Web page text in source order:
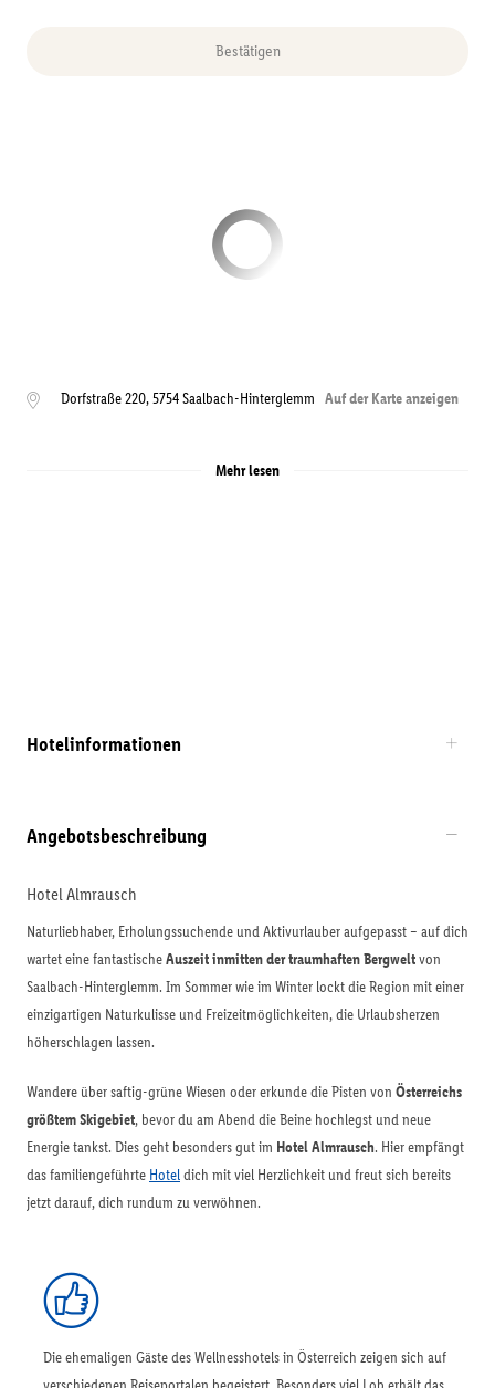
Bestätigen
Dorfstraße 220,5754 Saalbach-Hinterglemm Auf der Karte anzeigen
Mehr lesen
Hotelinformationen
Angebotsbeschreibung
Hotel Almrausch
Naturliebhaber, Erholungssuchende und Aktivurlauber aufgepasst – auf dich
wartet eine fantastischeAuszeit inmitten der traumhaften Bergweltvon
Saalbach-Hinterglemm. Im Sommer wie im Winter lockt die Region mit einer
einzigartigen Naturkulisse und Freizeitmöglichkeiten, die Urlaubsherzen
höherschlagen lassen.
Wandere über saftig-grüne Wiesen oder erkunde die Pisten von Österreichs
größtem Skigebiet, bevor du am Abend die Beine hochlegst und neue
Energie tankst. Dies geht besonders gut im Hotel Almrausch. Hier empfängt
das familiengeführte Hoteldich mit viel Herzlichkeit und freut sich bereits
jetzt darauf, dich rundum zu verwöhnen.
Die ehemaligen Gäste des Wellnesshotels in Österreich zeigen sich auf